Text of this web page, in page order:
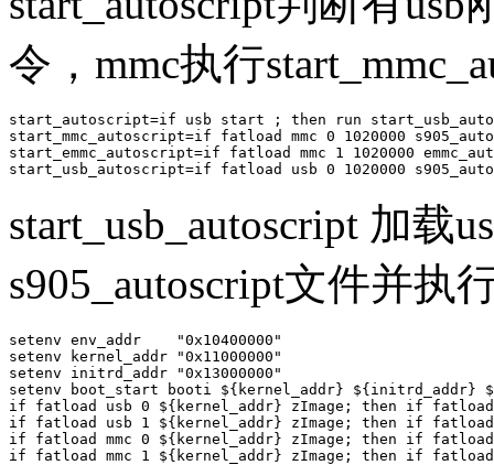
令，mmc执行
start_autoscript=if usb start ; then run
start_mmc_autoscript=if fatload mmc 0 1020000
start_emmc_autoscript=if fatload mmc 1 1020000
start_usb_autoscript=if fatload usb 0 1020000
start_usb_autoscript 加载
s905_autoscript文件并执
setenv env_addr    "0x10400000"
setenv kernel_addr "0x11000000"
setenv initrd_addr "0x13000000"
setenv boot_start booti ${kernel_addr} ${initrd_addr}
if fatload usb 0 ${kernel_addr} zImage; then if
if fatload usb 1 ${kernel_addr} zImage; then if
if fatload mmc 0 ${kernel_addr} zImage; then if
if fatload mmc 1 ${kernel_addr} zImage; then if